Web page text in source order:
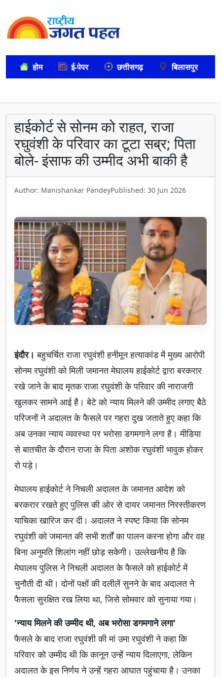
होम ई-पेपर छत्तीसगढ़ बिलासपुर
हाईकोर्ट से सोनम को राहत, राजा
रघुवंशी के परिवार का टूटा सब्र; पिता
बोले- इंसाफ की उम्मीद अभी बाकी है
Author: Manishankar PandeyPublished: 30 Jun 2026
इंदौर।बहुचर्चित राजा रघुवंशी हनीमून हत्याकांड में मुख्य आरोपी
सोनम रघुवंशी को मिली जमानत मेघालय हाईकोर्ट द्वारा बरकरार
रखे जाने के बाद मृतक राजा रघुवंशी के परिवार की नाराजगी
खुलकर सामने आई है। बेटे को न्याय मिलने की उम्मीद लगाए बैठे
परिजनों ने अदालत के फैसले पर गहरा दुख जताते हुए कहा कि
अब उनका न्याय व्यवस्था पर भरोसा डगमगाने लगा है। मीडिया
से बातचीत के दौरान राजा के पिता अशोक रघुवंशी भावुक होकर
रो पड़े।
मेघालय हाईकोर्ट ने निचली अदालत के जमानत आदेश को
बरकरार रखते हुए पुलिस की ओर से दायर जमानत निरस्तीकरण
याचिका खारिज कर दी। अदालत ने स्पष्ट किया कि सोनम
रघुवंशी को जमानत की सभी शर्तों का पालन करना होगा और वह
बिना अनुमति शिलांग नहीं छोड़ सकेगी। उल्लेखनीय है कि
मेघालय पुलिस ने निचली अदालत के फैसले को हाईकोर्ट में
चुनौती दी थी। दोनों पक्षों की दलीलें सुनने के बाद अदालत ने
फैसला सुरक्षित रख लिया था, जिसे सोमवार को सुनाया गया।
'न्याय मिलने की उम्मीद थी, अब भरोसा डगमगाने लगा'
फैसले के बाद राजा रघुवंशी की मां उमा रघुवंशी ने कहा कि
परिवार को उम्मीद थी कि कानून उन्हें न्याय दिलाएगा, लेकिन
अदालत के इस निर्णय ने उन्हें गहरा आघात पहुंचाया है। उनका